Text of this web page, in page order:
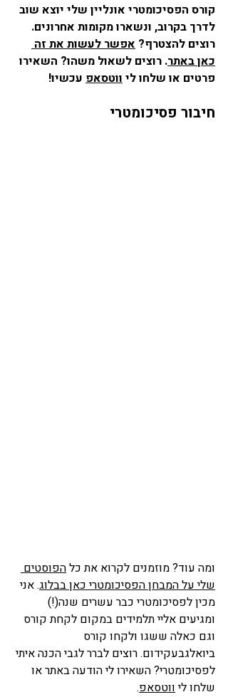
קורס הפסיכומטרי אונליין שלי יוצא שוב
לדרך בקרוב, ונשארו מקומות אחרונים.
רוצים להצטרף? אפשר לעשות את זה
כאן באתר. רוצים לשאול משהו? השאירו
פרטים או שלחו לי ווטסאפ עכשיו!
חיבור פסיכומטרי
ומה עוד? מוזמנים לקרוא את כל הפוסטים
שלי על המבחן הפסיכומטרי כאן בבלוג. אני
מכין לפסיכומטרי כבר עשרים שנה(!)
ומגיעים אליי תלמידים במקום לקחת קורס
וגם כאלה ששגו ולקחו קורס
ביואלגבעקידום. רוצים לברר לגבי הכנה איתי
לפסיכומטרי? השאירו לי הודעה באתר או
שלחו לי ווטסאפ.